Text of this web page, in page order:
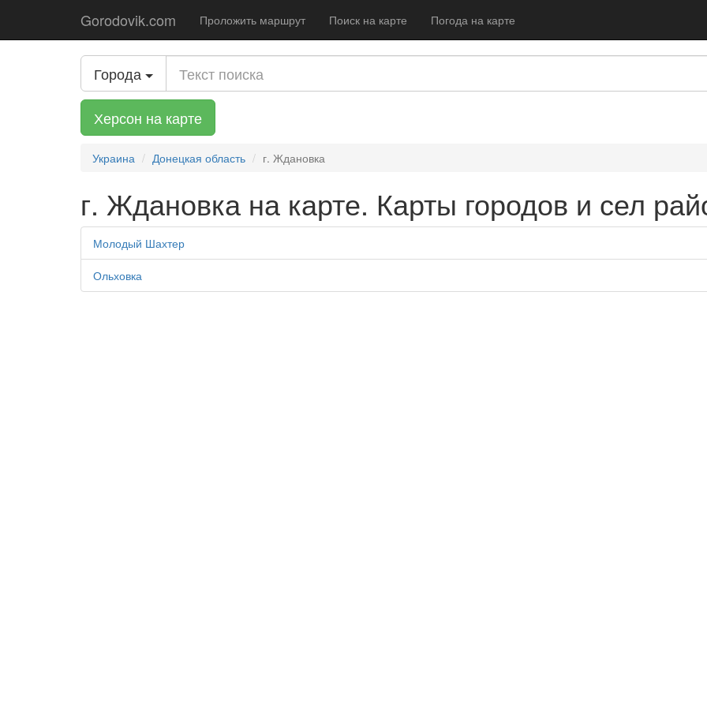
Gorodovik.com Проложить маршрут Поиск на карте Погода на карте
Города
Херсон на карте
Украина Донецкая область г. Ждановка
г. Ждановка на карте. Карты городов и сел
Молодый Шахтер
Ольховка